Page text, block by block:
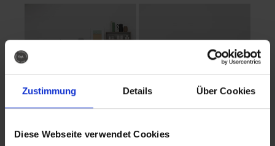
Zustimmung Details Über Cookies
Diese Webseite verwendet Cookies